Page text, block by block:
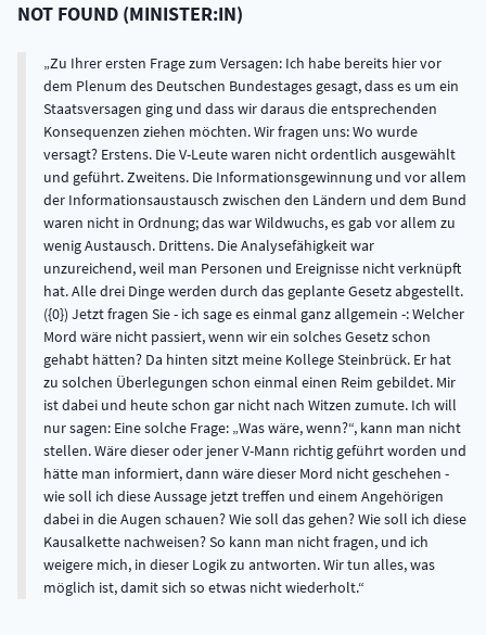
NOT FOUND (MINISTER:IN)
Zu Ihrer ersten Frage zum Versagen: Ich habe bereits hier vor
dem Plenum des Deutschen Bundestages gesagt, dass es um ein
Staatsversagen ging und dass wir daraus die entsprechenden
Konsequenzen ziehen möchten. Wir fragen uns: Wo wurde
versagt? Erstens. Die V-Leute waren nicht ordentlich ausgewählt
und geführt. Zweitens. Die Informationsgewinnung und vor allem
der Informationsaustausch zwischen den Ländern und dem Bund
waren nicht in Ordnung; das war Wildwuchs, es gab vor allem zu
wenig Austausch. Drittens. Die Analysefähigkeit war
unzureichend, weil man Personen und Ereignisse nicht verknüpft
hat. Alle drei Dinge werden durch das geplante Gesetz abgestellt.
({0}) Jetzt fragen Sie - ich sage es einmal ganz allgemein -: Welcher
Mord wäre nicht passiert, wenn wir ein solches Gesetz schon
gehabt hätten? Da hinten sitzt meine Kollege Steinbrück. Er hat
zu solchen Überlegungen schon einmal einen Reim gebildet. Mir
ist dabei und heute schon gar nicht nach Witzen zumute. Ich will
nur sagen: Eine solche Frage: „Was wäre, wenn?“, kann man nicht
stellen. Wäre dieser oder jener V-Mann richtig geführt worden und
hätte man informiert, dann wäre dieser Mord nicht geschehen -
wie soll ich diese Aussage jetzt treffen und einem Angehörigen
dabei in die Augen schauen? Wie soll das gehen? Wie soll ich diese
Kausalkette nachweisen? So kann man nicht fragen, und ich
weigere mich, in dieser Logik zu antworten. Wir tun alles, was
möglich ist, damit sich so etwas nicht wiederholt.